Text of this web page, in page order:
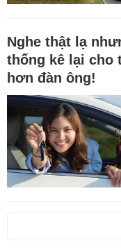
Nghe thật lạ
thống kê lại cho
hơn đàn ông!